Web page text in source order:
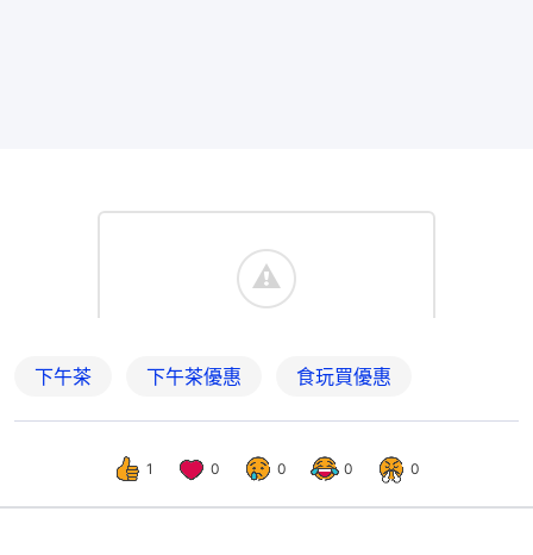
下午茶 下午茶優惠 食玩買優惠
1 0 0 0 0